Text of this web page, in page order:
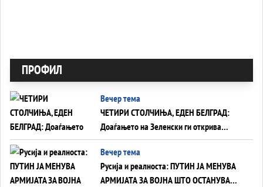
ПРОФИЛ
Вечер тема
ЧЕТИРИ СТОЛЧИЊА, ЕДЕН БЕЛГРАД:
Доаѓањето на Зеленски ги открива
тајните на политиката на балансирање
на Вучиќ
Вечер тема
Русија и реалноста: ПУТИН ЈА МЕНУВА
АРМИЈАТА ЗА ВОЈНА ШТО ОСТАНУВА